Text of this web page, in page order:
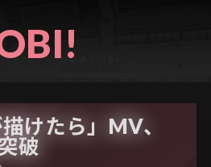
けたら」MV、
破